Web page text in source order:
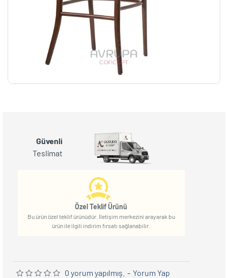
Güvenli
Teslimat
Özel Teklif Ürünü
Bu ürün özel teklif ürünüdür. İletişim merkezini arayarak bu
ürün ile ilgili indirim fırsatı sağlanabilir.
0 yorum yapılmış. - Yorum Yap